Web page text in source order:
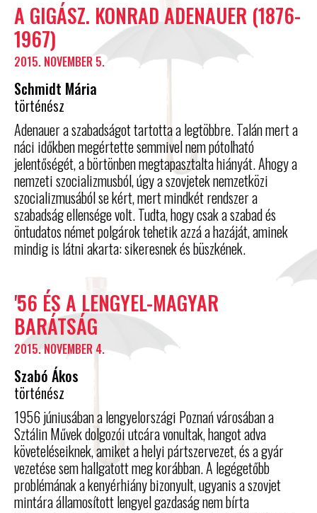
A GIGÁSZ. KONRAD ADENAUER (1876-
1967)
2015. NOVEMBER 5.
Schmidt Mária
történész
Adenauer a szabadságot tartotta a legtöbbre. Talán mert a
náci időkben megértette semmivel nem pótolható
jelentőségét, a börtönben megtapasztalta hiányát. Ahogy a
nemzeti szocializmusból, úgy a szovjetek nemzetközi
szocializmusából se kért, mert mindkét rendszer a
szabadság ellensége volt. Tudta, hogy csak a szabad és
öntudatos német polgárok tehetik azzá a hazáját, aminek
mindig is látni akarta: sikeresnek és büszkének.
'56 ÉS A LENGYEL-MAGYAR
BARÁTSÁG
2015. NOVEMBER 4.
Szabó Ákos
történész
1956 júniusában a lengyelországi Poznań városában a
Sztálin Művek dolgozói utcára vonultak, hangot adva
követeléseiknek, amiket a helyi pártszervezet, és a gyár
vezetése sem hallgatott meg korábban. A legégetőbb
problémának a kenyérhiány bizonyult, ugyanis a szovjet
mintára államosított lengyel gazdaság nem bírta